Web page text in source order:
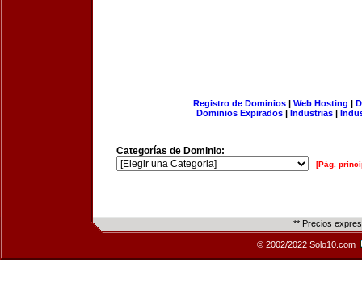
Registro de Dominios| Web Hosting |
Dominios Expirados | Industrias |
Categorías de Dominio:
[Pág.
** Precios
© 2002/2022 Solo10.com